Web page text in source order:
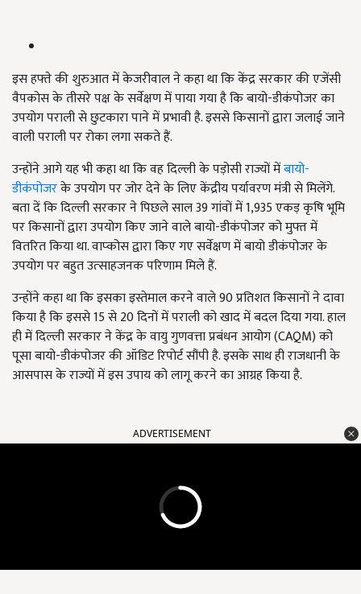
इस हफ्ते की शुरुआत में केजरीवाल ने कहा था कि केंद्र सरकार की एजेंसी
वैपकोस के तीसरे पक्ष के सर्वेक्षण में पाया गया है कि बायो-डीकंपोजर का
उपयोग पराली से छुटकारा पाने में प्रभावी है. इससे किसानों द्वारा जलाई जाने
वाली पराली पर रोका लगा सकते हैं.
उन्होंने आगे यह भी कहा था कि वह दिल्ली के पड़ोसी राज्यों मेंबायो-
डीकंपोजरके उपयोग पर जोर देने के लिए केंद्रीय पर्यावरण मंत्री से मिलेंगे.
बता दें कि दिल्ली सरकार ने पिछले साल 39 गांवों में 1,935 एकड़ कृषि भूमि
पर किसानों द्वारा उपयोग किए जाने वाले बायो-डीकंपोजर को मुफ्त में
वितरित किया था. वाप्‍कोस द्वारा किए गए सर्वेक्षण में बायो डीकंपोजर के
उपयोग पर बहुत उत्‍साहजनक परिणाम मिले हैं.
उन्होंने कहा था कि इसका इस्तेमाल करने वाले 90 प्रतिशत किसानों ने दावा
किया है कि इससे 15 से 20 दिनों में पराली को खाद में बदल दिया गया. हाल
ही में दिल्ली सरकार ने केंद्र के वायु गुणवत्ता प्रबंधन आयोग (CAQM) को
पूसा बायो-डीकंपोजर की ऑडिट रिपोर्ट सौंपी है. इसके साथ ही राजधानी के
आसपास के राज्यों में इस उपाय को लागू करने का आग्रह किया है.
ADVERTISEMENT